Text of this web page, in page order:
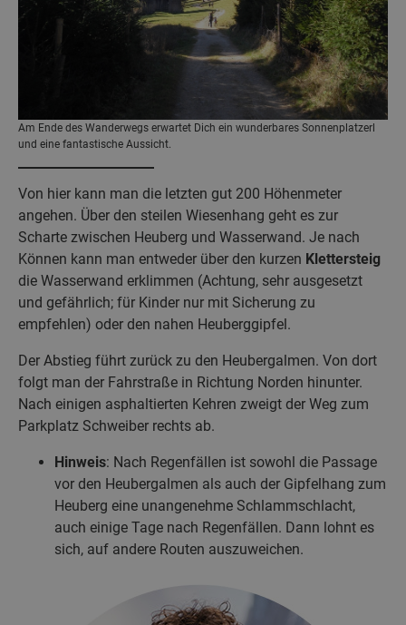
Am Ende des Wanderwegs erwartet Dich ein wunderbares Sonnenplatzerl
und eine fantastische Aussicht.
Von hier kann man die letzten gut 200 Höhenmeter
angehen. Über den steilen Wiesenhang geht es zur
Scharte zwischen Heuberg und Wasserwand. Je nach
Können kann man entweder über den kurzen Klettersteig
die Wasserwand erklimmen (Achtung, sehr ausgesetzt
und gefährlich; für Kinder nur mit Sicherung zu
empfehlen) oder den nahen Heuberggipfel.
Der Abstieg führt zurück zu den Heubergalmen. Von dort
folgt man der Fahrstraße in Richtung Norden hinunter.
Nach einigen asphaltierten Kehren zweigt der Weg zum
Parkplatz Schweiber rechts ab.
Hinweis: Nach Regenfällen ist sowohl die Passage
vor den Heubergalmen als auch der Gipfelhang zum
Heuberg eine unangenehme Schlammschlacht,
auch einige Tage nach Regenfällen. Dann lohnt es
sich, auf andere Routen auszuweichen.